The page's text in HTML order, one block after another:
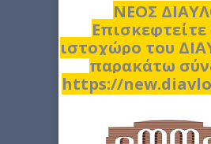
ΝΕΟΣ
Επισκεφτείτε
ιστοχώρο του
παρακάτω
https://